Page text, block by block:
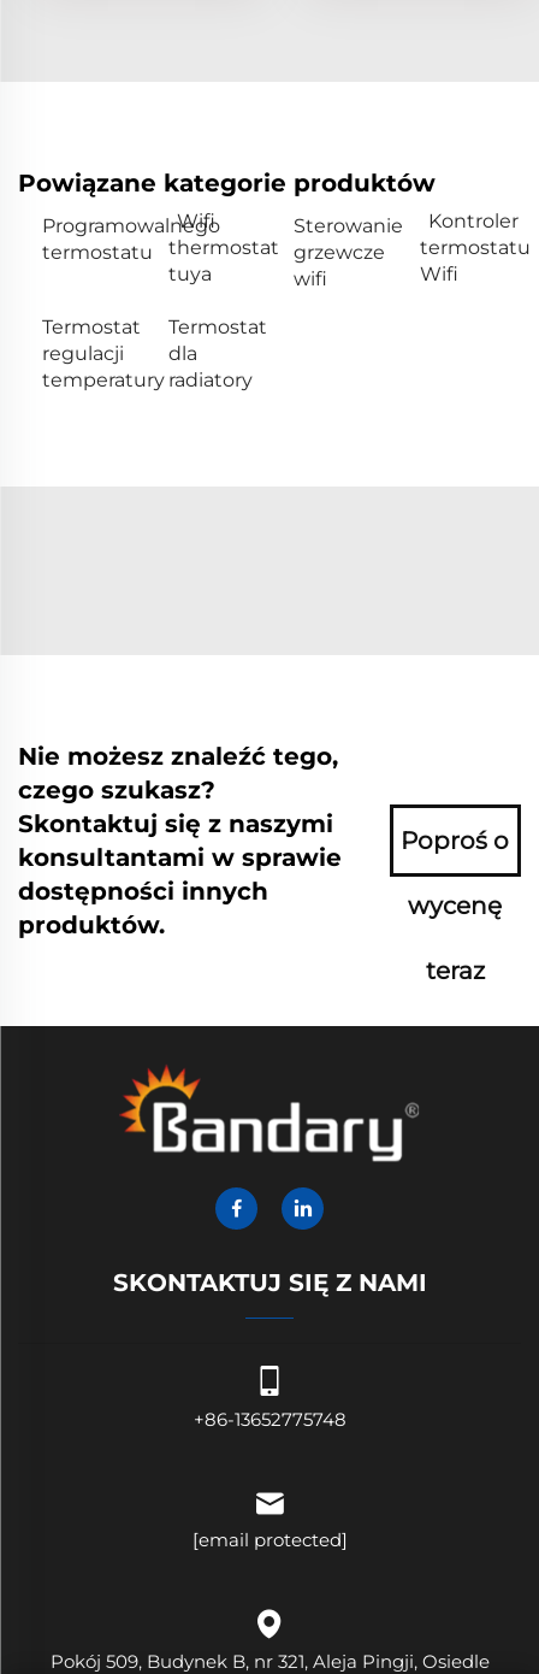
Powiązane kategorie produktów
Programowalnego
termostatu
Wifi
thermostat
tuya
Sterowanie
grzewcze
wifi
Kontroler
termostatu
Wifi
Termostat
regulacji
temperatury
Termostat
dla
radiatory
Nie możesz znaleźć tego,
czego szukasz?
Skontaktuj się z naszymi
konsultantami w sprawie
dostępności innych
produktów.
Poproś o
wycenę
teraz
SKONTAKTUJ SIĘ Z NAMI
+86-13652775748
[email protected]
Pokój 509, Budynek B, nr 321, Aleja Pingji, Osiedle